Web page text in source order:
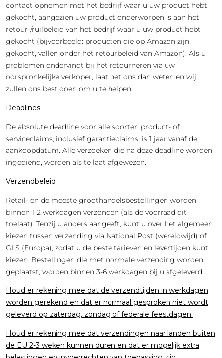
contact opnemen met het bedrijf waar u uw product hebt
gekocht, aangezien uw product onderworpen is aan het
retour-/ruilbeleid van het bedrijf waar u uw product hebt
gekocht (bijvoorbeeld: producten die op Amazon zijn
gekocht, vallen onder het retourbeleid van Amazon). Als u
problemen ondervindt bij het retourneren via uw
oorspronkelijke verkoper, laat het ons dan weten en wij
zullen ons best doen om u te helpen.
Deadlines
De absolute deadline voor alle soorten product- of
serviceclaims, inclusief garantieclaims, is 1 jaar vanaf de
aankoopdatum. Alle verzoeken die na deze deadline worden
ingediend, worden als te laat afgewezen.
Verzendbeleid
Retail- en de meeste groothandelsbestellingen worden
binnen 1-2 werkdagen verzonden (als de voorraad dit
toelaat). Tenzij u anders aangeeft, kunt u over het algemeen
kiezen tussen verzending via National Post (wereldwijd) of
GLS (Europa), zodat u de beste tarieven en levertijden kunt
kiezen. Bestellingen die met normale verzending worden
geplaatst, worden binnen 3-6 werkdagen bij u afgeleverd.
Houd er rekening mee dat de verzendtijden in werkdagen
worden gerekend en dat er normaal gesproken niet wordt
geleverd op zaterdag, zondag of federale feestdagen.
Houd er rekening mee dat verzendingen naar landen buiten
de EU 2-3 weken kunnen duren en dat er mogelijk extra